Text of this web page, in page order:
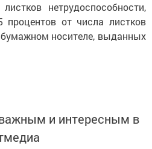
нетрудоспособности,
процентов от числа листков
носителе, выданных
и интересным в